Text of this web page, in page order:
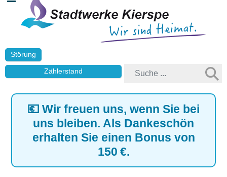
Störung
Zählerstand
💶 Wir freuen uns, wenn Sie bei
uns bleiben. Als Dankeschön
erhalten Sie einen Bonus von
150 €.